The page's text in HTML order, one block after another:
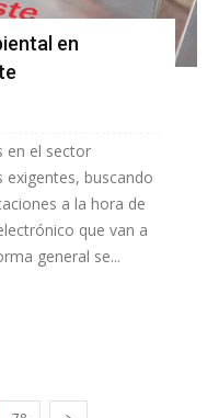
en
en el sector
buscando
a la hora de
que van a
general se...